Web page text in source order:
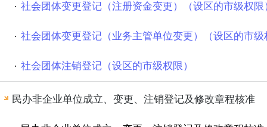
社会团体变更登记（注册资金变更）（设区的市级权限
社会团体变更登记（业务主管单位变更）（设区的市级
社会团体注销登记（设区的市级权限）
民办非企业单位成立、变更、注销登记及修改章程核准